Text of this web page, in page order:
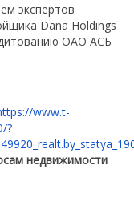
экспертов
Dana Holdings
ОАО АСБ
www.t-
?
недвижимости